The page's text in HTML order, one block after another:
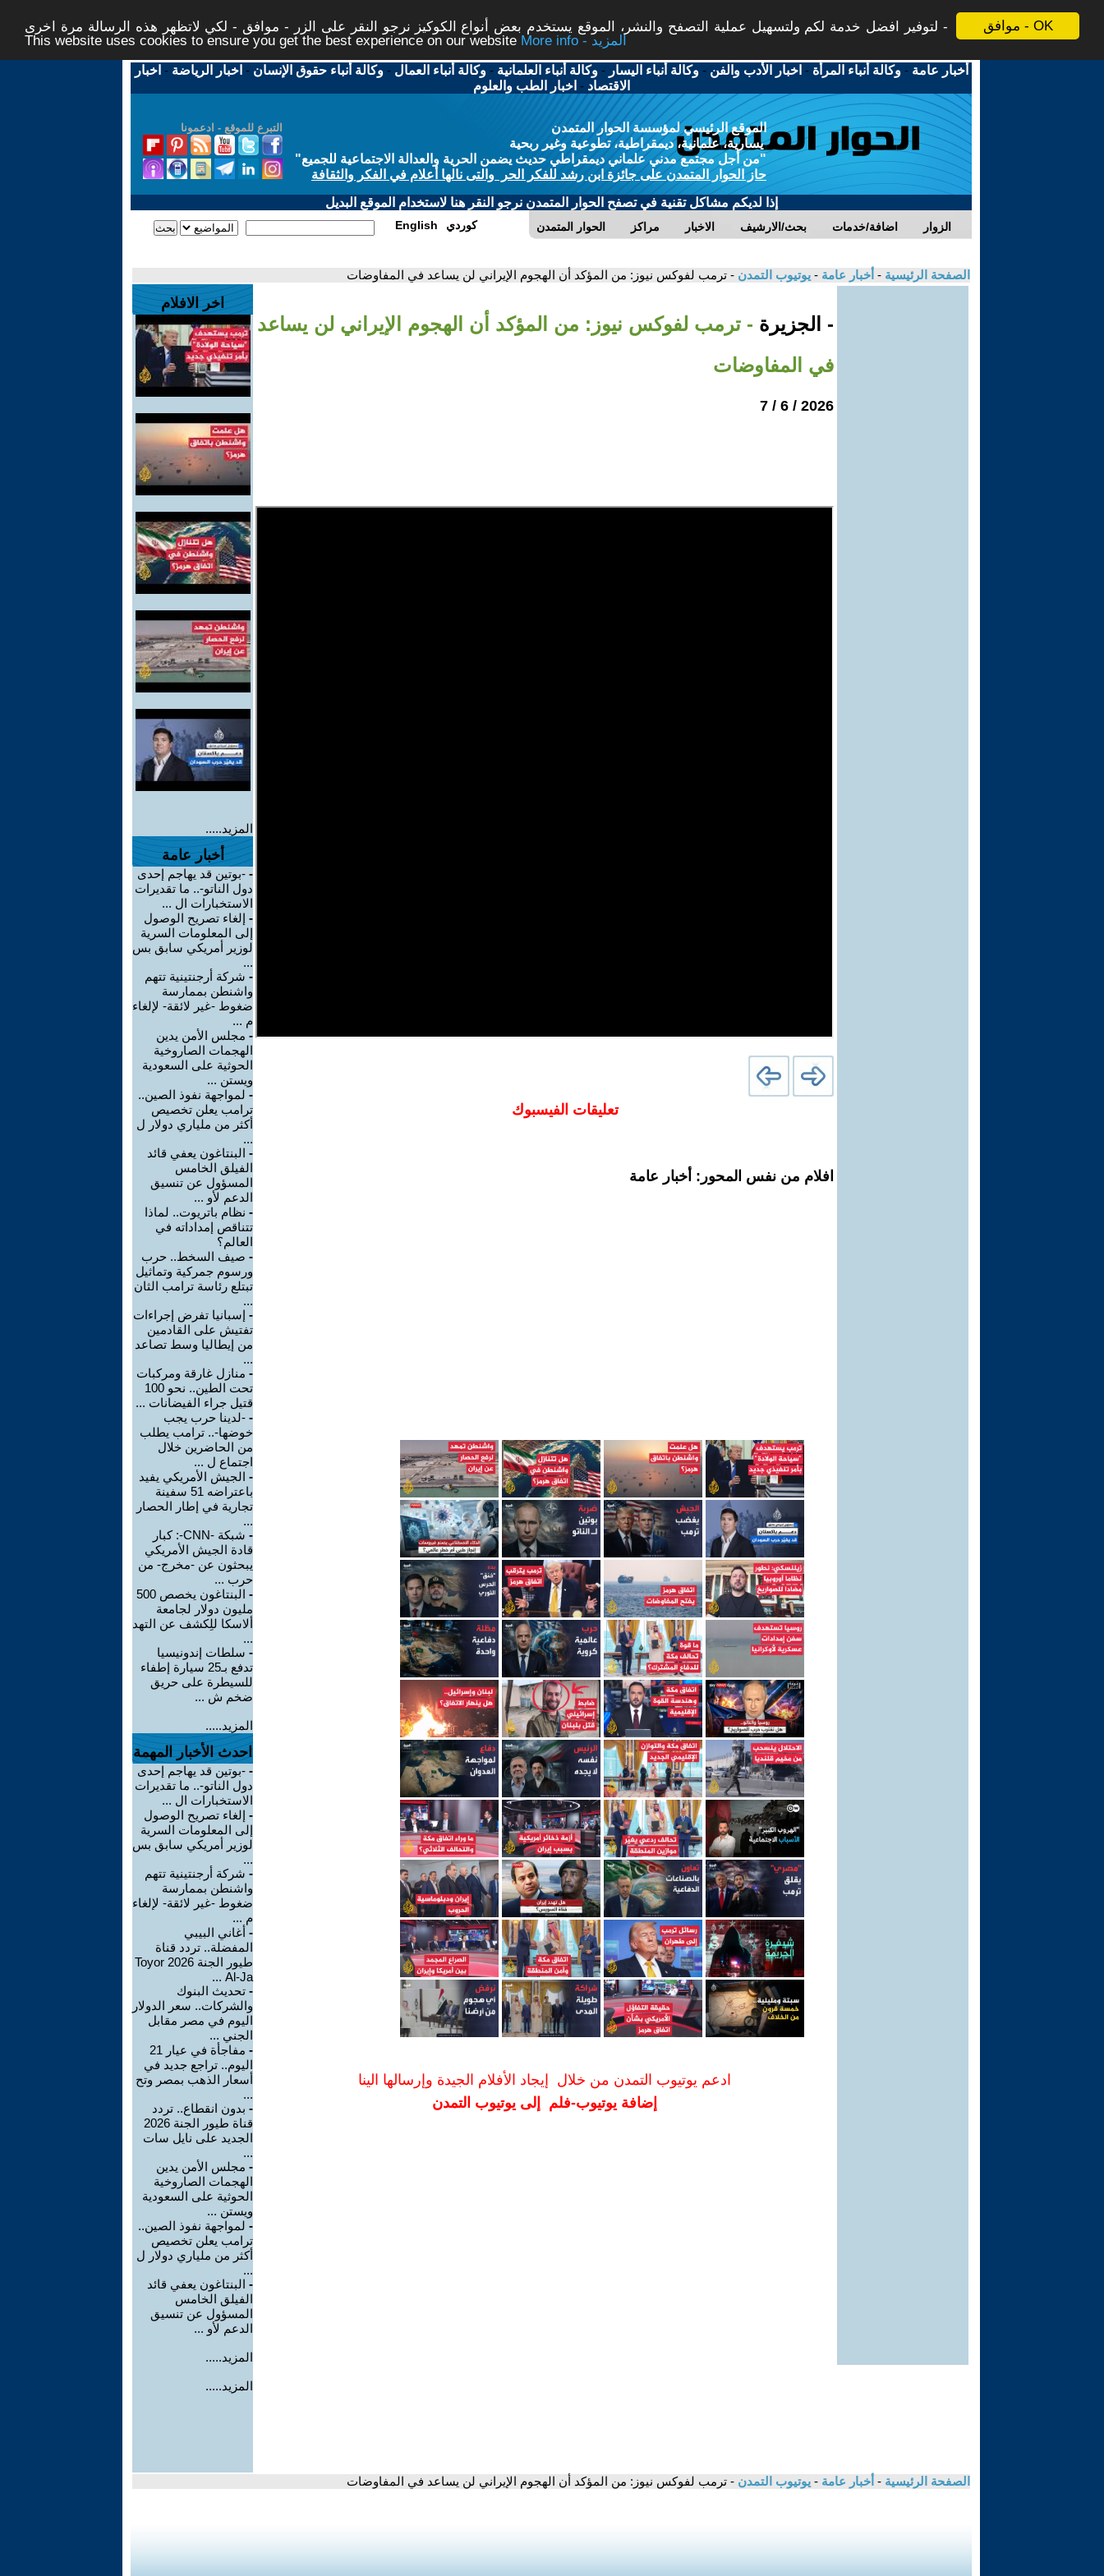
موافق - OK
لتوفير افضل خدمة لكم ولتسهيل عملية التصفح والنشر، الموقع يستخدم بعض أنواع الكوكيز نرجو النقر على الزر - موافق - لكي لاتظهر هذه الرسالة مرة اخرى -
This website uses cookies to ensure you get the best experience on our website
More info - المزيد
أخبار عامة -وكالة أنباء المرأة - اخبار الأدب والفن -وكالة أنباء اليسار -وكالة أنباء العلمانية -وكالة أنباء العمال -وكالة أنباء حقوق الإنسان - اخبار الرياضة - اخبار
الاقتصاد - اخبار الطب والعلوم
التبرع للموقع - ادعمونا
الموقع الرئيسي لمؤسسة الحوار المتمدن
يسارية، علمانية، ديمقراطية، تطوعية وغير ربحية
"من أجل مجتمع مدني علماني ديمقراطي حديث يضمن الحرية والعدالة الاجتماعية للجميع"
حاز الحوار المتمدن على جائزة ابن رشد للفكر الحر والتى نالها أعلام في الفكر والثقافة
إذا لديكم مشاكل تقنية في تصفح الحوار المتمدن نرجو النقر هنا لاستخدام الموقع البديل
الحوار المتمدن مراكز الاخبار بحث/الارشيف اضافة/خدمات الزوار English كوردي
الصفحة الرئيسية - أخبار عامة - يوتيوب التمدن - ترمب لفوكس نيوز: من المؤكد أن الهجوم الإيراني لن يساعد في المفاوضات
- الجزيرة - ترمب لفوكس نيوز: من المؤكد أن الهجوم الإيراني لن يساعد
في المفاوضات
2026 / 6 / 7
تعليقات الفيسبوك
افلام من نفس المحور: أخبار عامة
ادعم يوتيوب التمدن من خلال إيجاد الأفلام الجيدة وإرسالها الينا
إضافة يوتيوب-فلم إلى يوتيوب التمدن
اخر الافلام
المزيد.....
أخبار عامة
- -بوتين قد يهاجم إحدى
دول الناتو-.. ما تقديرات
الاستخبارات ال ...
- إلغاء تصريح الوصول
إلى المعلومات السرية
لوزير أمريكي سابق بس
...
- شركة أرجنتينية تتهم
واشنطن بممارسة
ضغوط -غير لائقة- لإلغاء
م ...
- مجلس الأمن يدين
الهجمات الصاروخية
الحوثية على السعودية
ويستن ...
- لمواجهة نفوذ الصين..
ترامب يعلن تخصيص
أكثر من ملياري دولار ل
...
- البنتاغون يعفي قائد
الفيلق الخامس
المسؤول عن تنسيق
الدعم لأو ...
- نظام باتريوت.. لماذا
تتناقص إمداداته في
العالم؟
- صيف السخط.. حرب
ورسوم جمركية وتماثيل
تبتلع رئاسة ترامب الثان
...
- إسبانيا تفرض إجراءات
تفتيش على القادمين
من إيطاليا وسط تصاعد
...
- منازل غارقة ومركبات
تحت الطين.. نحو 100
قتيل جراء الفيضانات ...
- -لدينا حرب يجب
خوضها-.. ترامب يطلب
من الحاضرين خلال
اجتماع ل ...
- الجيش الأمريكي يفيد
باعتراضه 51 سفينة
تجارية في إطار الحصار
...
-
شبكة -CNN-: كبار
قادة الجيش الأمريكي
يبحثون عن -مخرج- من
حرب ...
-
البنتاغون يخصص 500
مليون دولار لجامعة
ألاسكا للِكشف عن التهد
...
- سلطات إندونيسيا
تدفع بـ25 سيارة إطفاء
للسيطرة على حريق
ضخم ش ...
المزيد.....
احدث الأخبار المهمة
- -بوتين قد يهاجم إحدى
دول الناتو-.. ما تقديرات
الاستخبارات ال ...
- إلغاء تصريح الوصول
إلى المعلومات السرية
لوزير أمريكي سابق بس
...
- شركة أرجنتينية تتهم
واشنطن بممارسة
ضغوط -غير لائقة- لإلغاء
م ...
- أغاني البيبي
المفضلة.. تردد قناة
طيور الجنة 2026 Toyor
Al-Ja ...
- تحديث البنوك
والشركات.. سعر الدولار
اليوم في مصر مقابل
الجني ...
-
مفاجأة في عيار 21
اليوم.. تراجع جديد في
أسعار الذهب بمصر وتح
...
- بدون انقطاع.. تردد
قناة طيور الجنة 2026
الجديد على نايل سات
...
- مجلس الأمن يدين
الهجمات الصاروخية
الحوثية على السعودية
ويستن ...
- لمواجهة نفوذ الصين..
ترامب يعلن تخصيص
أكثر من ملياري دولار ل
...
- البنتاغون يعفي قائد
الفيلق الخامس
المسؤول عن تنسيق
الدعم لأو ...
المزيد.....
المزيد.....
الصفحة الرئيسية - أخبار عامة - يوتيوب التمدن - ترمب لفوكس نيوز: من المؤكد أن الهجوم الإيراني لن يساعد في المفاوضات